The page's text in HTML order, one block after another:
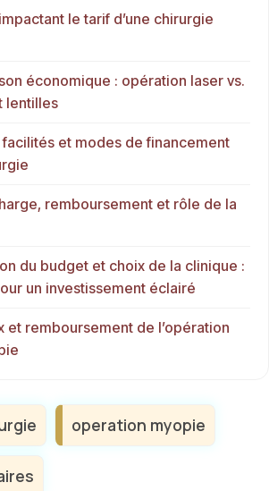
le tarif d’une chirurgie
économique : opération laser vs.
lentilles
facilités et modes de financement
remboursement et rôle de la
du budget et choix de la clinique :
un investissement éclairé
et remboursement de l’opération
operation myopie